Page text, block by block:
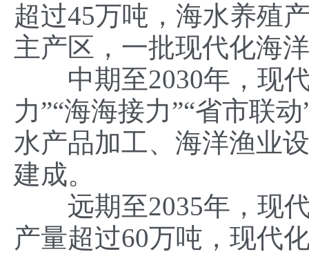
超过45万吨，海水养殖
主产区，一批现代化海
中期至2030年，现代
力”“海海接力”“省市联
水产品加工、海洋渔业
建成。
远期至2035年，现代
产量超过60万吨，现代